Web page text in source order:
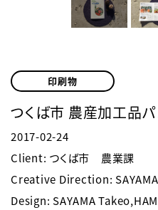
印刷物
つくば市 農産加工品パ
2017-02-24
Client: つくば市 農業課
Creative Direction:
Design: SAYAMA